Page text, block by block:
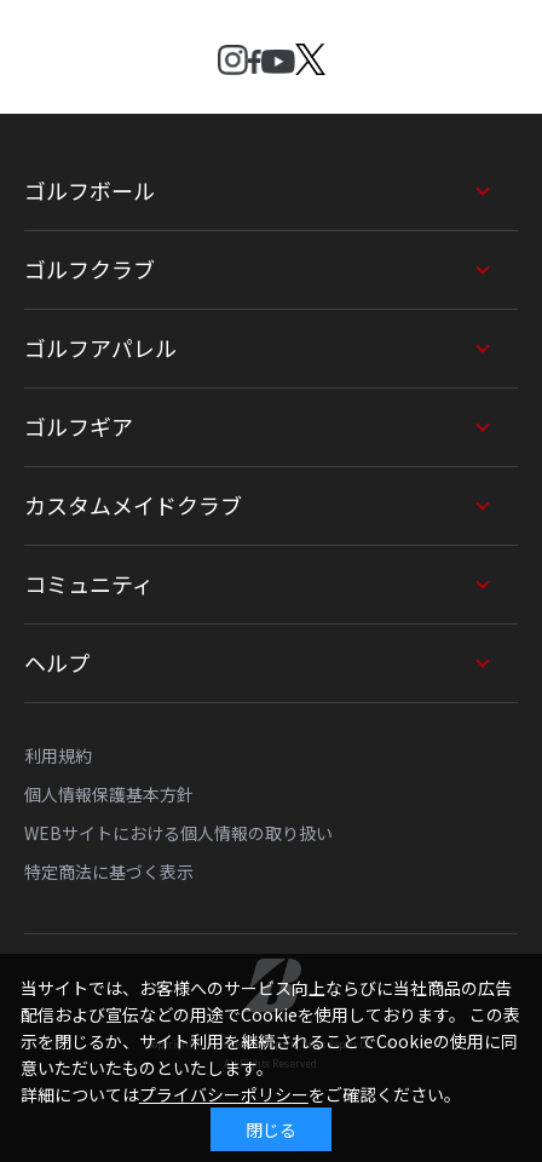
ゴルフボール
ゴルフクラブ
ゴルフアパレル
ゴルフギア
カスタムメイドクラブ
コミュニティ
ヘルプ
利用規約
個人情報保護基本方針
WEBサイトにおける個人情報の取り扱い
特定商法に基づく表示
Copyright © Bridgestone Sports Sales Japan Co., Ltd.
All Rights Reserved.
当サイトでは、お客様へのサービス向上ならびに当社商品の広告
配信および宣伝などの用途でCookieを使用しております。 この表
示を閉じるか、サイト利用を継続されることでCookieの使用に同
意いただいたものといたします。
詳細についてはプライバシーポリシーをご確認ください。
閉じる